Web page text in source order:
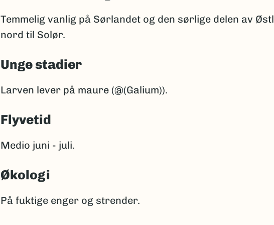
Temmelig vanlig på Sørlandet og den sørlige delen av
nord til Solør.
Unge stadier
Larven lever på maure (@(Galium)).
Flyvetid
Medio juni - juli.
Økologi
På fuktige enger og strender.